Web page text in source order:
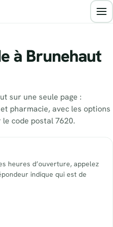
à Brunehaut
sur une seule page :
pharmacie, avec les options
code postal 7620.
heures d’ouverture, appelez
indique qui est de